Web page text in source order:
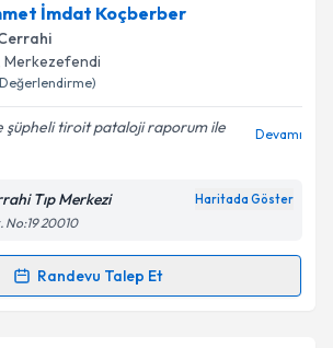
Tekiniçin randevu takvimi talebi
bu uzmandan randevu almanız için bir
e-posta ile bilgilendireceğiz.
işlenmesine ilişkin
Aydınlatma
okudum ve kişisel verilerimin belirtilen
işlenmesini kabul ediyorum.
İmdat Koçberber
Merkezefendi
Değerlendirme)
şüpheli tiroit pataloji raporum ile
Devamı
Tıp Merkezi Haritada Göster
No:19 20010
Randevu Talep Et
Talebi